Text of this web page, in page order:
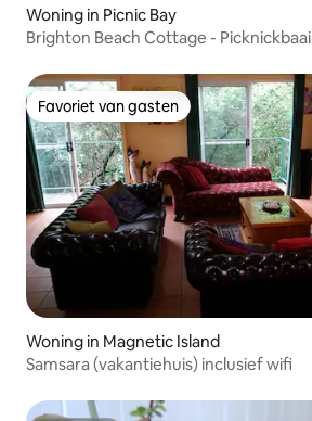
Woning in Picnic Bay
Brighton Beach Cottage - Picknickbaai
Favoriet van gasten
Favoriet van gasten
Woning in Magnetic Island
Samsara (vakantiehuis) inclusief wifi